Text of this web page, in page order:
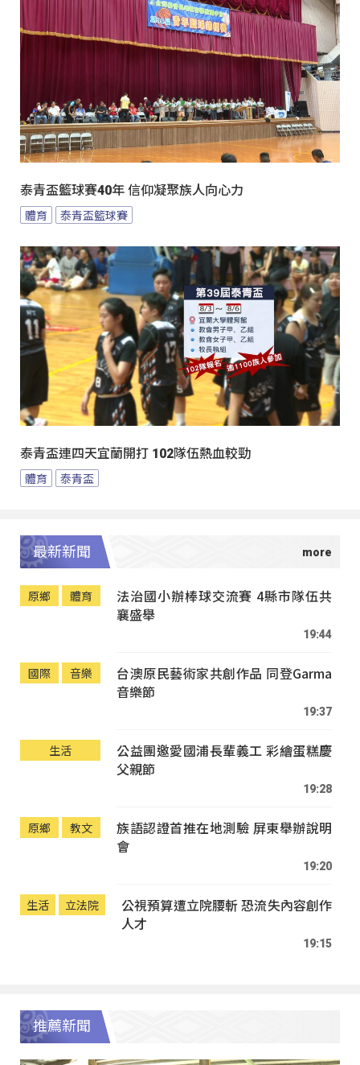
泰青盃籃球賽40年 信仰凝聚族人向心力
體育 泰青盃籃球賽
泰青盃連四天宜蘭開打 102隊伍熱血較勁
體育 泰青盃
最新新聞
原鄉 體育
法治國小辦棒球交流賽 4縣市隊伍共
襄盛舉
19:44
國際 音樂
台澳原民藝術家共創作品 同登Garma
音樂節
19:37
生活
公益團邀愛國浦長輩義工 彩繪蛋糕慶
父親節
19:28
原鄉 教文
族語認證首推在地測驗 屏東舉辦說明
會
19:20
生活 立法院
公視預算遭立院腰斬 恐流失內容創作
人才
19:15
推薦新聞